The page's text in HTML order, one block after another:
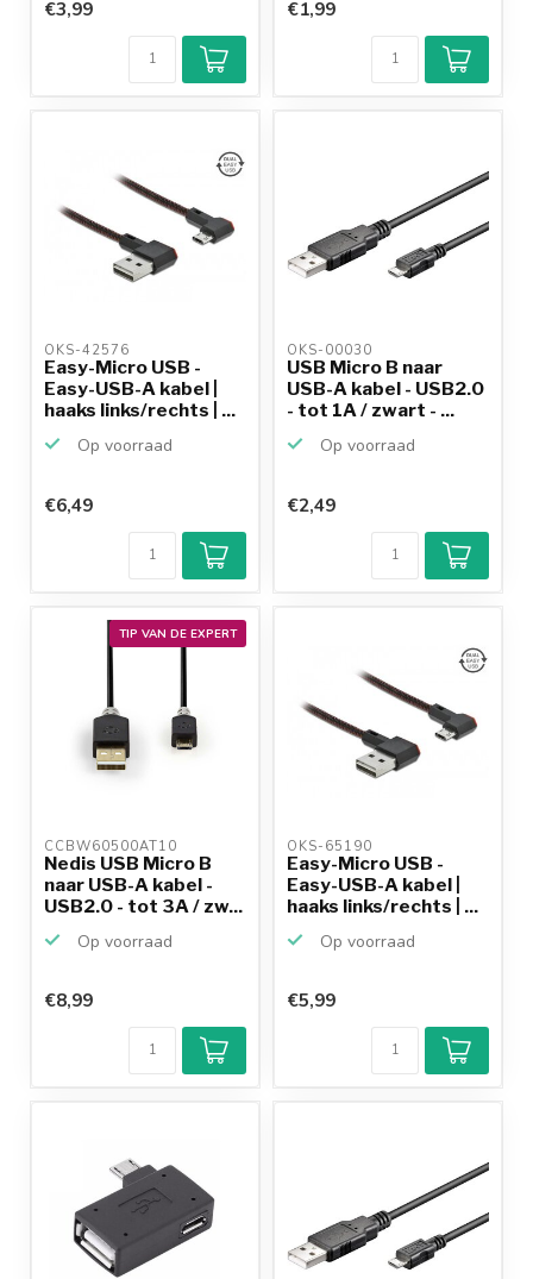
€3,99 €1,99
OKS-42576
Easy-Micro USB -
Easy-USB-A kabel |
haaks links/rechts | ...
Op voorraad
€6,49
OKS-00030
USB Micro B naar
USB-A kabel - USB2.0
- tot 1A / zwart - ...
Op voorraad
€2,49
TIP VAN DE EXPERT
CCBW60500AT10
Nedis USB Micro B
naar USB-A kabel -
USB2.0 - tot 3A / zw...
Op voorraad
€8,99
OKS-65190
Easy-Micro USB -
Easy-USB-A kabel |
haaks links/rechts | ...
Op voorraad
€5,99